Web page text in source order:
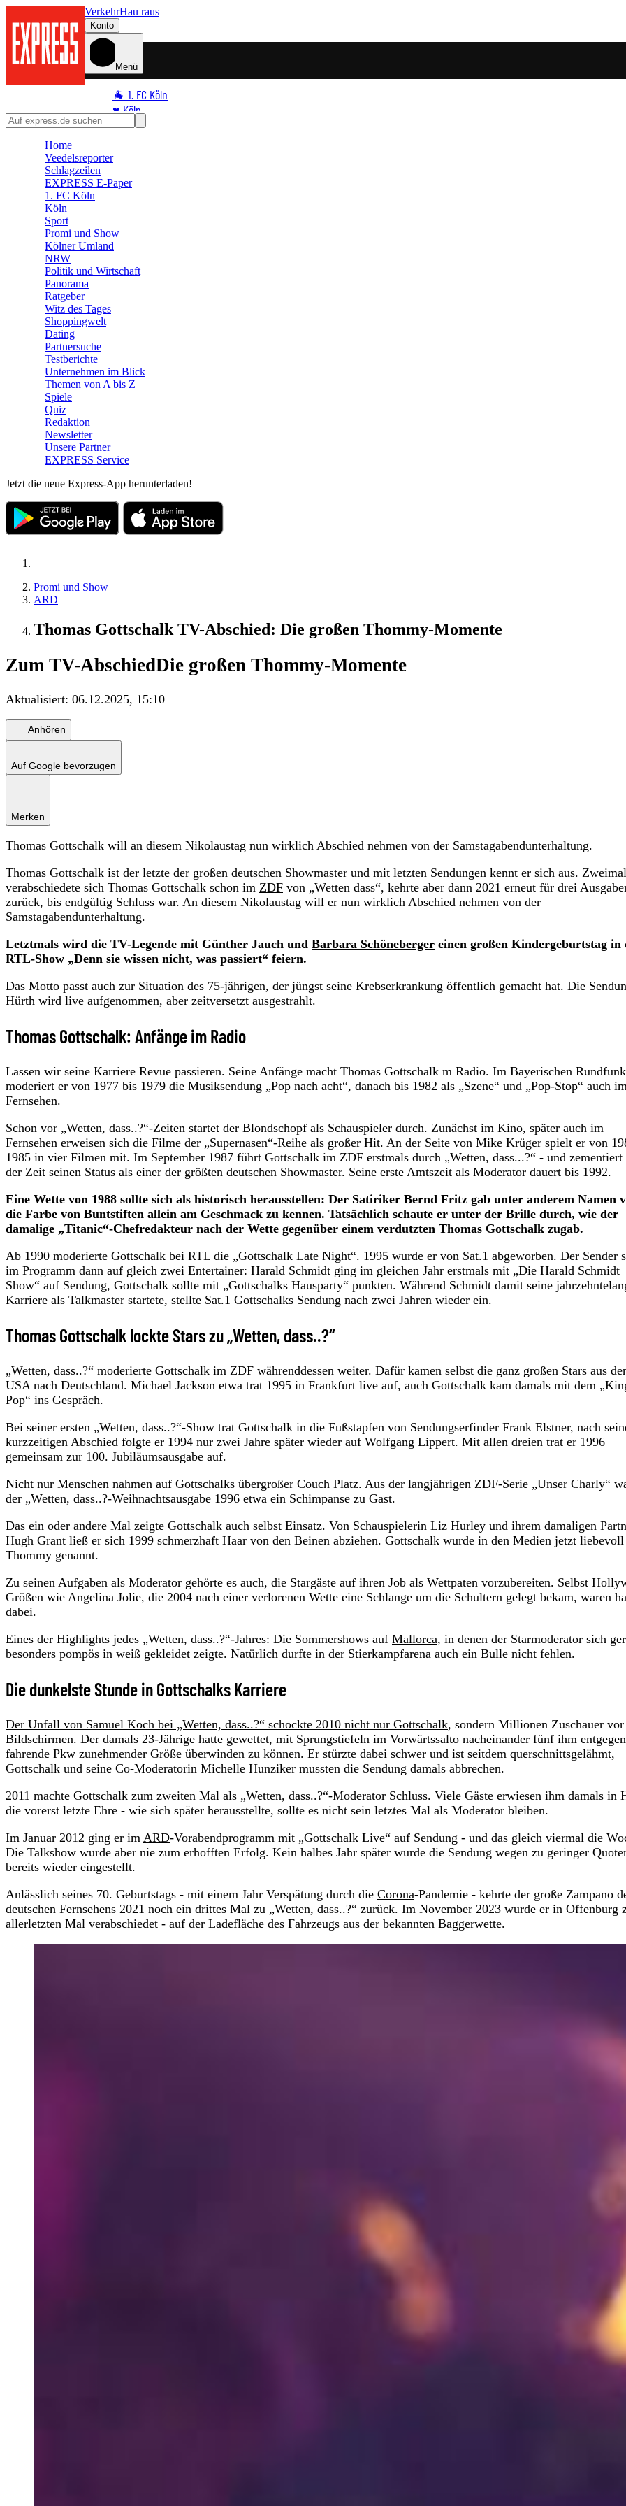
VerkehrHau raus
Konto
Menü
🐐 1. FC Köln
♥️ Köln
⭐ Promi
🛒 Shoppingwelt
🧩 Spiele
Home
Veedelsreporter
Schlagzeilen
EXPRESS E-Paper
1. FC Köln
Köln
Sport
Promi und Show
Kölner Umland
NRW
Politik und Wirtschaft
Panorama
Ratgeber
Witz des Tages
Shoppingwelt
Dating
Partnersuche
Testberichte
Unternehmen im Blick
Themen von A bis Z
Spiele
Quiz
Redaktion
Newsletter
Unsere Partner
EXPRESS Service
Jetzt die neue Express-App herunterladen!
Promi und Show
ARD
Thomas Gottschalk TV-Abschied: Die großen Thommy-Momente
Zum TV-AbschiedDie großen Thommy-Momente
Aktualisiert: 06.12.2025, 15:10
Anhören
Auf Google bevorzugen
Merken
Thomas Gottschalk will an diesem Nikolaustag nun wirklich Abschied nehmen von der Samstagabendunterhaltung.
Thomas Gottschalk ist der letzte der großen deutschen Showmaster und mit letzten Sendungen kennt er sich aus. Zweimal
verabschiedete sich Thomas Gottschalk schon im ZDF von „Wetten dass“, kehrte aber dann 2021 erneut für drei
zurück, bis endgültig Schluss war. An diesem Nikolaustag will er nun wirklich Abschied nehmen von der
Samstagabendunterhaltung.
Letztmals wird die TV-Legende mit Günther Jauch und Barbara Schöneberger einen großen Kindergeburtstag in
RTL-Show „Denn sie wissen nicht, was passiert“ feiern.
Das Motto passt auch zur Situation des 75-jährigen, der jüngst seine Krebserkrankung öffentlich gemacht hat. Die
Hürth wird live aufgenommen, aber zeitversetzt ausgestrahlt.
Thomas Gottschalk: Anfänge im Radio
Lassen wir seine Karriere Revue passieren. Seine Anfänge macht Thomas Gottschalk m Radio. Im Bayerischen Rundfunk
moderiert er von 1977 bis 1979 die Musiksendung „Pop nach acht“, danach bis 1982 als „Szene“ und „Pop-Stop“ auch im
Fernsehen.
Schon vor „Wetten, dass..?“-Zeiten startet der Blondschopf als Schauspieler durch. Zunächst im Kino, später auch im
Fernsehen erweisen sich die Filme der „Supernasen“-Reihe als großer Hit. An der Seite von Mike Krüger spielt er von
1985 in vier Filmen mit. Im September 1987 führt Gottschalk im ZDF erstmals durch „Wetten, dass...?“ - und
der Zeit seinen Status als einer der größten deutschen Showmaster. Seine erste Amtszeit als Moderator dauert bis 1992.
Eine Wette von 1988 sollte sich als historisch herausstellen: Der Satiriker Bernd Fritz gab unter anderem Namen
die Farbe von Buntstiften allein am Geschmack zu kennen. Tatsächlich schaute er unter der Brille durch, wie der
damalige „Titanic“-Chefredakteur nach der Wette gegenüber einem verdutzten Thomas Gottschalk zugab.
Ab 1990 moderierte Gottschalk bei RTL die „Gottschalk Late Night“. 1995 wurde er von Sat.1 abgeworben. Der Sender
im Programm dann auf gleich zwei Entertainer: Harald Schmidt ging im gleichen Jahr erstmals mit „Die Harald Schmidt
Show“ auf Sendung, Gottschalk sollte mit „Gottschalks Hausparty“ punkten. Während Schmidt damit seine
Karriere als Talkmaster startete, stellte Sat.1 Gottschalks Sendung nach zwei Jahren wieder ein.
Thomas Gottschalk lockte Stars zu „Wetten, dass..?“
„Wetten, dass..?“ moderierte Gottschalk im ZDF währenddessen weiter. Dafür kamen selbst die ganz großen Stars aus
USA nach Deutschland. Michael Jackson etwa trat 1995 in Frankfurt live auf, auch Gottschalk kam damals mit dem
Pop“ ins Gespräch.
Bei seiner ersten „Wetten, dass..?“-Show trat Gottschalk in die Fußstapfen von Sendungserfinder Frank Elstner, nach
kurzzeitigen Abschied folgte er 1994 nur zwei Jahre später wieder auf Wolfgang Lippert. Mit allen dreien trat er 1996
gemeinsam zur 100. Jubiläumsausgabe auf.
Nicht nur Menschen nahmen auf Gottschalks übergroßer Couch Platz. Aus der langjährigen ZDF-Serie „Unser Charly“
der „Wetten, dass..?-Weihnachtsausgabe 1996 etwa ein Schimpanse zu Gast.
Das ein oder andere Mal zeigte Gottschalk auch selbst Einsatz. Von Schauspielerin Liz Hurley und ihrem damaligen
Hugh Grant ließ er sich 1999 schmerzhaft Haar von den Beinen abziehen. Gottschalk wurde in den Medien jetzt liebevoll
Thommy genannt.
Zu seinen Aufgaben als Moderator gehörte es auch, die Stargäste auf ihren Job als Wettpaten vorzubereiten. Selbst
Größen wie Angelina Jolie, die 2004 nach einer verlorenen Wette eine Schlange um die Schultern gelegt bekam, waren
dabei.
Eines der Highlights jedes „Wetten, dass..?“-Jahres: Die Sommershows auf Mallorca, in denen der Starmoderator sich
besonders pompös in weiß gekleidet zeigte. Natürlich durfte in der Stierkampfarena auch ein Bulle nicht fehlen.
Die dunkelste Stunde in Gottschalks Karriere
Der Unfall von Samuel Koch bei „Wetten, dass..?“ schockte 2010 nicht nur Gottschalk, sondern Millionen Zuschauer vor
Bildschirmen. Der damals 23-Jährige hatte gewettet, mit Sprungstiefeln im Vorwärtssalto nacheinander fünf ihm entgegen
fahrende Pkw zunehmender Größe überwinden zu können. Er stürzte dabei schwer und ist seitdem querschnittsgelähmt,
Gottschalk und seine Co-Moderatorin Michelle Hunziker mussten die Sendung damals abbrechen.
2011 machte Gottschalk zum zweiten Mal als „Wetten, dass..?“-Moderator Schluss. Viele Gäste erwiesen ihm damals in
die vorerst letzte Ehre - wie sich später herausstellte, sollte es nicht sein letztes Mal als Moderator bleiben.
Im Januar 2012 ging er im ARD-Vorabendprogramm mit „Gottschalk Live“ auf Sendung - und das gleich viermal die
Die Talkshow wurde aber nie zum erhofften Erfolg. Kein halbes Jahr später wurde die Sendung wegen zu geringer
bereits wieder eingestellt.
Anlässlich seines 70. Geburtstags - mit einem Jahr Verspätung durch die Corona-Pandemie - kehrte der große Zampano
deutschen Fernsehens 2021 noch ein drittes Mal zu „Wetten, dass..?“ zurück. Im November 2023 wurde er in Offenburg
allerletzten Mal verabschiedet - auf der Ladefläche des Fahrzeugs aus der bekannten Baggerwette.